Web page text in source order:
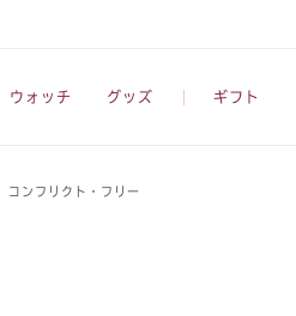
ウォッチ グッズ ギフト
コンフリクト・フリー